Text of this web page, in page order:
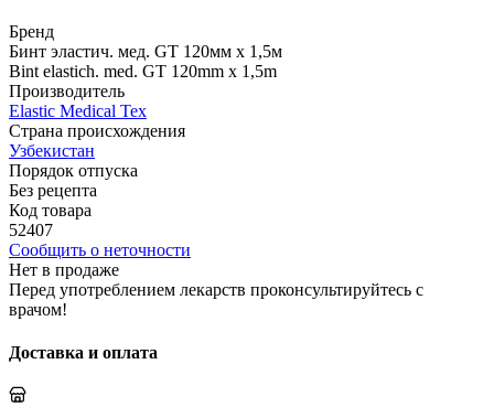
Бренд
Бинт эластич. мед. GT 120мм х 1,5м
Bint elastich. med. GT 120mm x 1,5m
Производитель
Elastic Medical Tex
Страна происхождения
Узбекистан
Порядок отпуска
Без рецепта
Код товара
52407
Сообщить о неточности
Нет в продаже
Перед употреблением лекарств проконсультируйтесь с
врачом!
Доставка и оплата